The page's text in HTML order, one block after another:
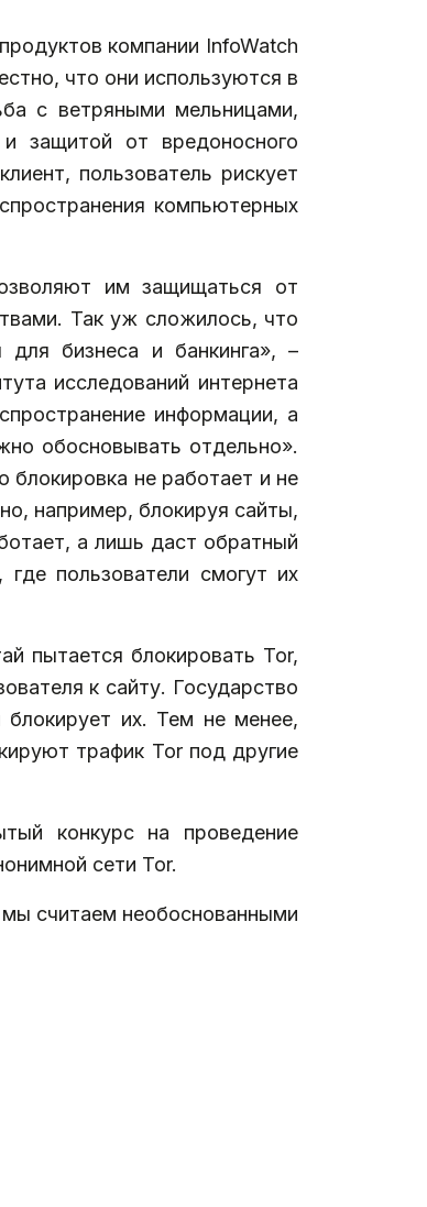
компании InfoWatch
что они используются в
с ветряными мельницами,
защитой от вредоносного
пользователь рискует
компьютерных
им защищаться от
Так уж сложилось, что
для бизнеса и банкинга», –
исследований интернета
информации, а
обосновывать отдельно».
блокировка не работает и не
например, блокируя сайты,
а лишь даст обратный
пользователи смогут их
пытается блокировать Tor,
к сайту. Государство
блокирует их. Тем не менее,
трафик Tor под другие
конкурс на проведение
сети Tor.
считаем необоснованными